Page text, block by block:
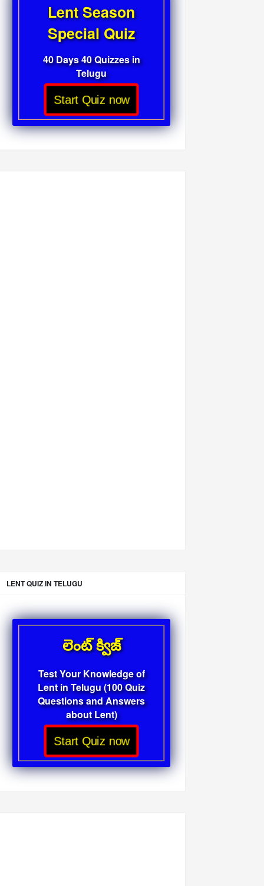
Lent Season
Special Quiz
40 Days 40 Quizzes in
Telugu
Start Quiz now
LENT QUIZ IN TELUGU
లెంట్ క్విజ్
Test Your Knowledge of
Lent in Telugu (100 Quiz
Questions and Answers
about Lent)
Start Quiz now